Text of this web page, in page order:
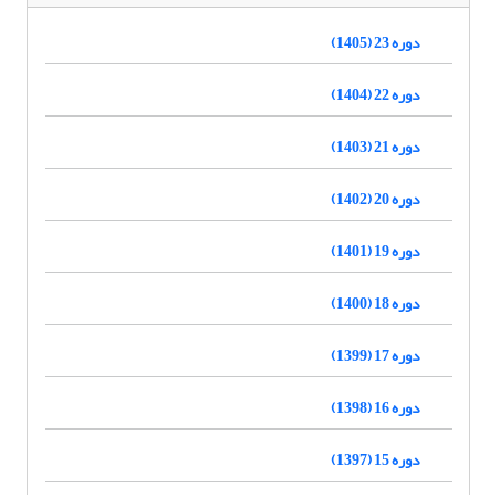
دوره 23 (1405)
دوره 22 (1404)
دوره 21 (1403)
دوره 20 (1402)
دوره 19 (1401)
دوره 18 (1400)
دوره 17 (1399)
دوره 16 (1398)
دوره 15 (1397)